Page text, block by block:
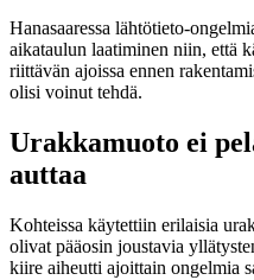
Hanasaaressa lähtötieto-
aikataulun laatiminen niin, että
riittävän ajoissa ennen
olisi voinut tehdä.
Urakkamuoto ei
auttaa
Kohteissa käytettiin erilaisia
olivat pääosin joustavia
kiire aiheutti ajoittain ongelmia